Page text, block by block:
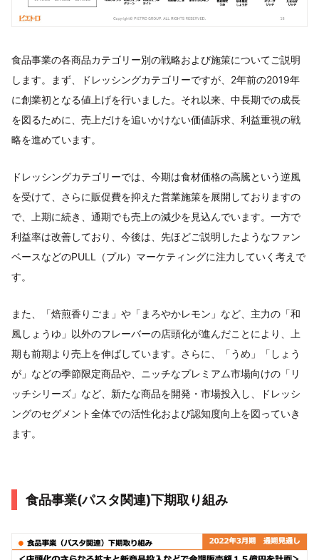
食品事業の各商品カテゴリー別の戦略および施策についてご説明
します。まず、ドレッシングカテゴリーですが、2年前の2019年
に創業初となる値上げを行いました。それ以来、中長期での成長
を図るために、売上だけを追いかけない価値訴求、利益重視の戦
略を進めています。
ドレッシングカテゴリーでは、今期は食材価格の高騰という逆風
を受けて、さらに販促費を抑えた営業施策を展開しておりますの
で、上期に続き、通期でも売上の減少を見込んでいます。一方で
利益率は改善しており、今後は、先ほどご説明したようなファン
ベースなどのPULL（プル）マーケティングに注力していく考えで
す。
また、「焙煎香りごま」や「まろやかレモン」など、主力の「和
風しょうゆ」以外のフレーバーの店頭化が進んだことにより、上
期も前期より売上を伸ばしています。さらに、「うめ」「しょう
が」などの季節限定商品や、ニッチなプレミアム市場向けの「リ
ッチシリーズ」など、新たな商品を開発・市場投入し、ドレッシ
ングのセグメント全体での活性化および認知度向上を図っていき
ます。
食品事業(パスタ関連)下期取り組み